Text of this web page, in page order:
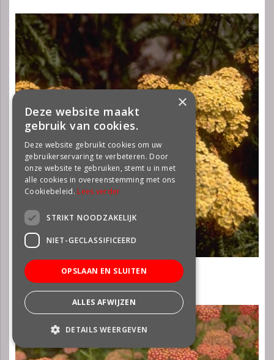
Gewoon duizendblad
Achillea millefolium 'Hoffnung'
×
Deze website maakt
gebruik van cookies.
Deze website gebruikt cookies om uw
gebruikerservaring te verbeteren. Door
onze website te gebruiken, stemt u in met
alle cookies in overeenstemming met ons
Cookiebeleid. Lees verder
STRIKT NOODZAKELIJK
NIET-GECLASSIFICEERD
OPSLAAN EN SLUITEN
ALLES AFWIJZEN
DETAILS WEERGEVEN